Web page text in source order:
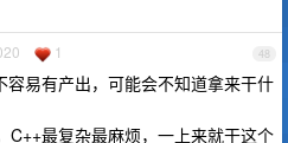
48
1
易有产出，可能会不知道拿来干什
C++最复杂最麻烦，一上来就干这个